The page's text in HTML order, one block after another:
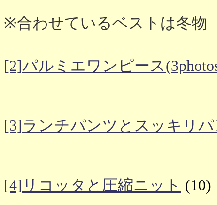
※合わせているベストは冬物
[2]パルミエワンピース
[3]ランチパンツとスッキリ
[4]リコッタと圧縮ニット (10)